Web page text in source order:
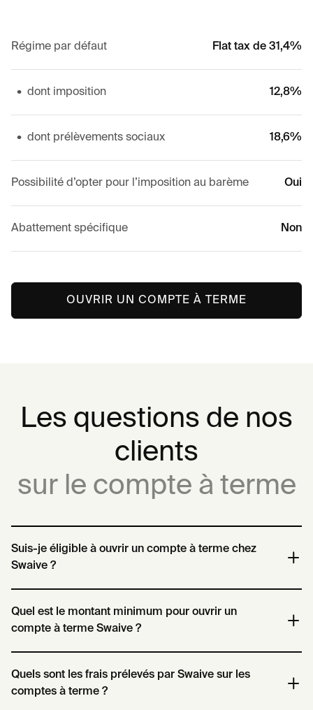
Régime par défaut Flat tax de 31,4%
• dont imposition 12,8%
• dont prélèvements sociaux 18,6%
Possibilité d’opter pour l’imposition au barème Oui
Abattement spécifique Non
OUVRIR UN COMPTE À TERME
Les questions de nos
clients
sur le compte à terme
Suis-je éligible à ouvrir un compte à terme chez
Swaive ?
Pour ouvrir un compte à terme chez Swaive en tant que
particulier, vous devez remplir les conditions suivantes :
Être majeur (18 ans ou plus)
Avoir votre résidence fiscale en France (et ne pas avoir d’autre
résidence fiscale hors de France).
Quel est le montant minimum pour ouvrir un
compte à terme Swaive ?
Le montant minimum requis pour ouvrir un compte à terme chez
Swaive dépend de la banque partenaire et de la durée du compte
Quels sont les frais prélevés par Swaive sur les
comptes à terme ?